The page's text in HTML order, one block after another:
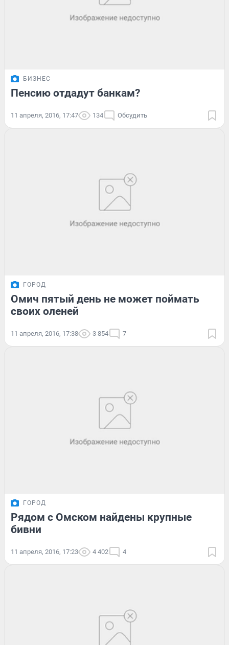
БИЗНЕС
Пенсию отдадут банкам?
11 апреля, 2016, 17:47 134 Обсудить
ГОРОД
Омич пятый день не может поймать
своих оленей
11 апреля, 2016, 17:38 3 854 7
ГОРОД
Рядом с Омском найдены крупные
бивни
11 апреля, 2016, 17:23 4 402 4